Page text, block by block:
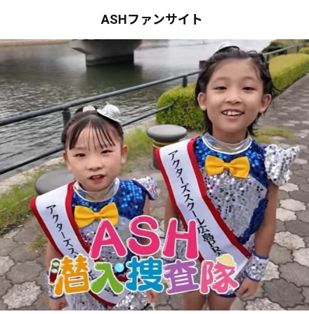
ASHファンサイト